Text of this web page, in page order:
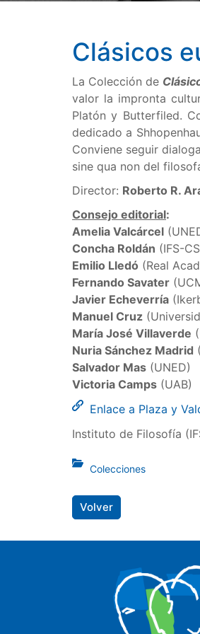
Clásicos
La Colección de
valor la impronta
Platón y Butterfiled.
dedicado a
Conviene seguir
sine qua non del
Director: Roberto R.
Consejo editorial:
Amelia Valcárcel
Concha Roldán (IFS-
Emilio Lledó (Real
Fernando Savater
Javier Echeverría
Manuel Cruz
María José Villaverde
Nuria Sánchez Madrid
Salvador Mas (UNED)
Victoria Camps (UAB)
Enlace a Plaza y
Instituto de Filosofía
Colecciones
Volver